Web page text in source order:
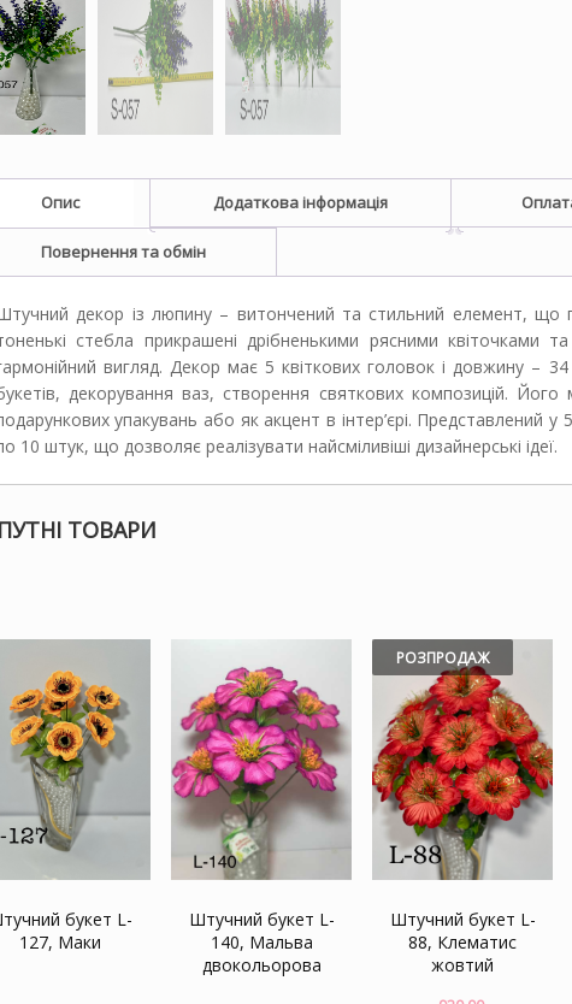
Опис Додаткова інформація
Повернення та обмін
декор із люпину – витончений та стильний елемент, що
стебла прикрашені дрібненькими рясними квіточками
вигляд. Декор має 5 квіткових головок і довжину –
декорування ваз, створення святкових композицій.
упакувань або як акцент в інтер’єрі. Представлений
10 штук, що дозволяє реалізувати найсміливіші дизайнерські ідеї.
ТОВАРИ
букет L-
127, Маки
Штучний букет L-
140, Мальва
двокольорова
РОЗПРОДАЖ
Штучний букет L-
88, Клематис
жовтий